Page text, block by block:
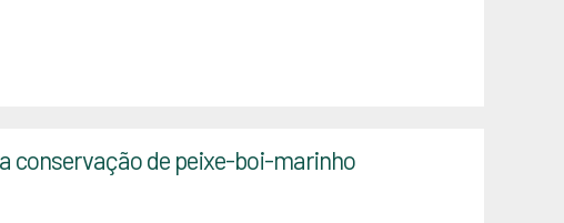
conservação de peixe-boi-marinho